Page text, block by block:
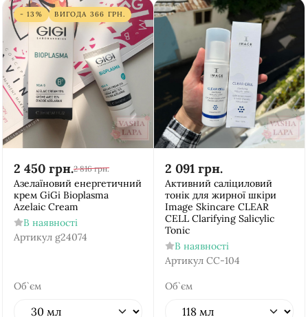
- 13% ВИГОДА 366 ГРН.
2 450 грн.2 816 грн.
Азелаїновий енергетичний
крем GiGi Bioplasma
Azelaic Cream
В наявності
Артикул g24074
Об`єм
2 091 грн.
Активний саліциловий
тонік для жирної шкіри
Image Skincare CLEAR
CELL Clarifying Salicylic
Tonic
В наявності
Артикул CC-104
Об`єм